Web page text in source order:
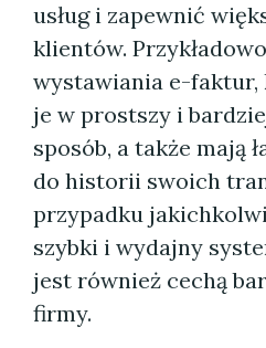
usług i zapewnić
klientów.
wystawiania e-
je w prostszy i
sposób, a także mają
do historii swoich
przypadku
szybki i wydajny
jest również cechą
firmy.